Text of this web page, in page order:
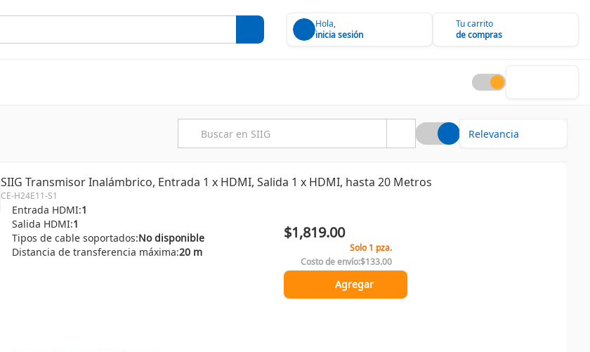
Hola,
inicia sesión
Tu carrito
de compras
SIIG Transmisor Inalámbrico, Entrada 1 x HDMI, Salida 1 x HDMI, hasta 20 Metros
CE-H24E11-S1
Entrada HDMI:1
Salida HDMI:1
Tipos de cable soportados:No disponible
Distancia de transferencia máxima:20 m
$1,819.00
Costo de envío:$133.00
Solo 1 pza.
Agregar